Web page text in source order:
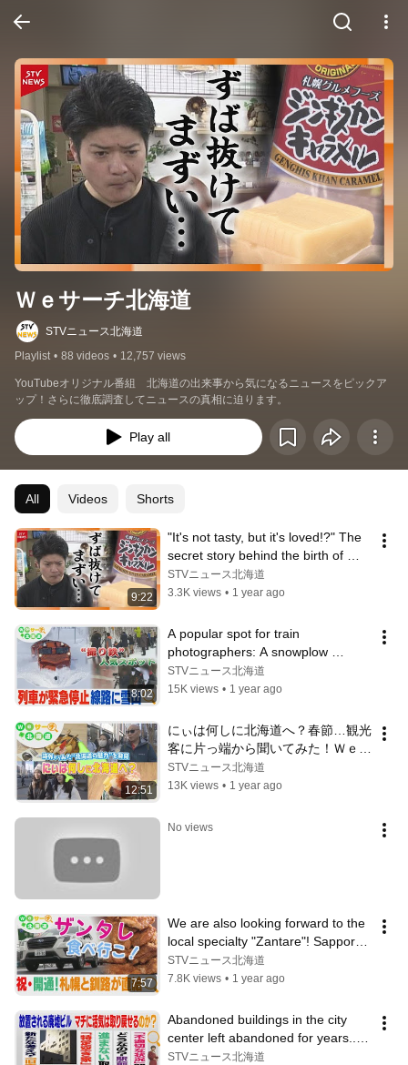
Ｗｅサーチ北海道
STVニュース北海道
Playlist • 88 videos • 12,757 views
YouTubeオリジナル番組　北海道の出来事から気になるニュースをピックア
ップ！さらに徹底調査してニュースの真相に迫ります。
Play all
All Videos Shorts
9:22
"It's not tasty, but it's loved!?" The
secret story behind the birth of
Hokkaido souvenir "Genghi...
STVニュース北海道
3.3K views • 1 year ago
8:02
A popular spot for train
photographers: A snowplow
suddenly stops. There have been
problems in th...
STVニュース北海道
15K views • 1 year ago
12:51
にぃは何しに北海道へ？春節…観光
客に片っ端から聞いてみた！Ｗｅサ
ーチ北海道#82
STVニュース北海道
13K views • 1 year ago
No views
7:57
We are also looking forward to the
local specialty "Zantare"! Sapporo
and Kushiro are directly co...
STVニュース北海道
7.8K views • 1 year ago
Abandoned buildings in the city
center left abandoned for years...
dangerous buildings - what can...
STVニュース北海道